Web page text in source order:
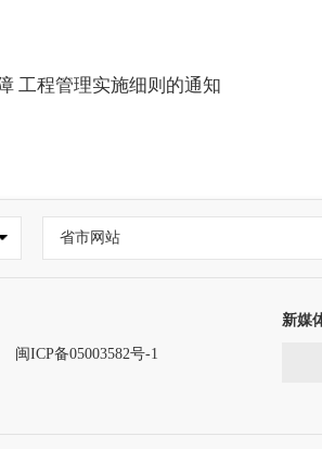
工程管理实施细则的通知
省市网站
闽ICP备05003582号-1
新媒